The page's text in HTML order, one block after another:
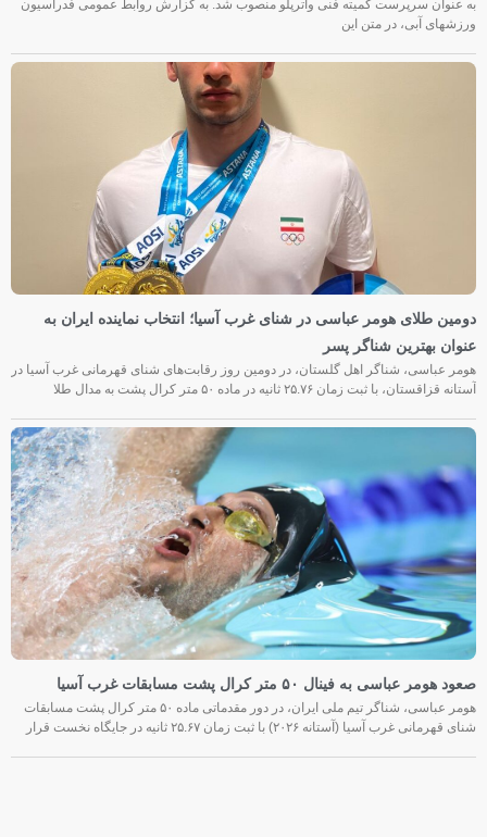
به عنوان سرپرست کمیته فنی واترپلو منصوب شد. به گزارش روابط عمومی فدراسیون
ورزشهای آبی، در متن این
دومین طلای هومر عباسی در شنای غرب آسیا؛ انتخاب نماینده ایران به
عنوان بهترین شناگر پسر
هومر عباسی، شناگر اهل گلستان، در دومین روز رقابت‌های شنای قهرمانی غرب آسیا در
آستانه قزاقستان، با ثبت زمان ۲۵.۷۶ ثانیه در ماده ۵۰ متر کرال پشت به مدال طلا
صعود هومر عباسی به فینال ۵۰ متر کرال پشت مسابقات غرب آسیا
هومر عباسی، شناگر تیم ملی ایران، در دور مقدماتی ماده ۵۰ متر کرال پشت مسابقات
شنای قهرمانی غرب آسیا (آستانه ۲۰۲۶) با ثبت زمان ۲۵.۶۷ ثانیه در جایگاه نخست قرار